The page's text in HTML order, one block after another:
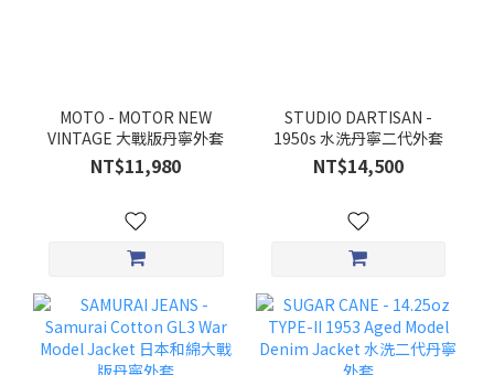
MOTO - MOTOR NEW
VINTAGE 大戰版丹寧外套
NT$11,980
STUDIO DARTISAN -
1950s 水洗丹寧二代外套
NT$14,500